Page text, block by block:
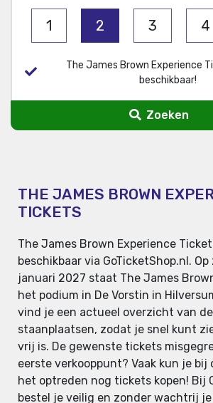
1 2 3 4
The James Brown Experience
beschikbaar!
Zoeken
THE JAMES BROWN
TICKETS
The James Brown Experience
beschikbaar via GoTicketShop.nl.
januari 2027 staat The James
het podium in De Vorstin in
vind je een actueel overzicht van
staanplaatsen, zodat je snel kunt
vrij is. De gewenste tickets
eerste verkooppunt? Vaak kun je
het optreden nog tickets kopen! Bij
bestel je veilig en zonder wachtrij